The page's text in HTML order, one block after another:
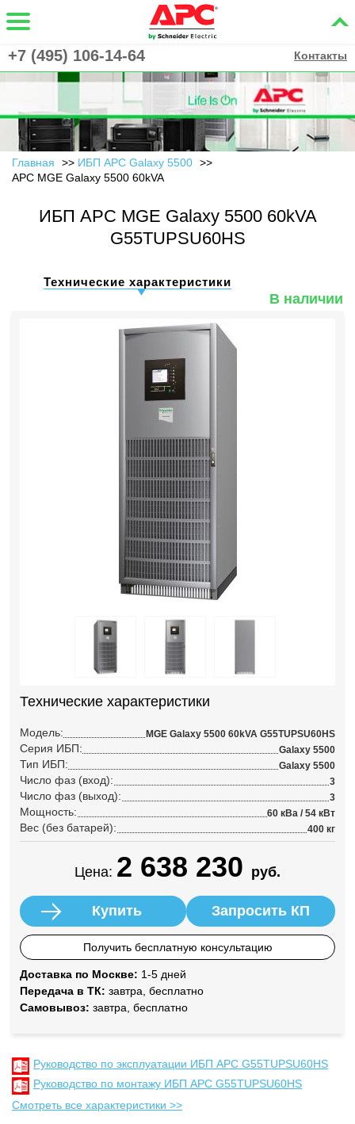
+7 (495) 106-14-64 Контакты
Главная
ИБП APC Galaxy 5500
APC MGE Galaxy 5500 60kVA
ИБП APC MGE Galaxy 5500 60kVA
G55TUPSU60HS
Технические характеристики
В наличии
Технические характеристики
Модель: MGE Galaxy 5500 60kVA G55TUPSU60HS
Серия ИБП: Galaxy 5500
Тип ИБП: Galaxy 5500
Число фаз (вход): 3
Число фаз (выход): 3
Мощность: 60 кВа / 54 кВт
Вес (без батарей): 400 кг
Цена: 2 638 230 руб.
Купить Запросить КП
Получить бесплатную консультацию
Доставка по Москве: 1-5 дней
Передача в ТК: завтра, бесплатно
Самовывоз: завтра, бесплатно
Руководство по эксплуатации ИБП APC G55TUPSU60HS
Руководство по монтажу ИБП APC G55TUPSU60HS
Смотреть все характеристики >>